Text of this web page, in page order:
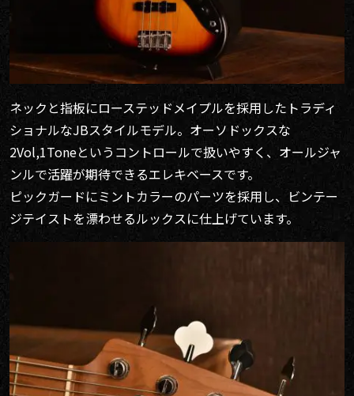
ネックと指板にローステッドメイプルを採用したトラディ
ショナルなJBスタイルモデル。オーソドックスな
2Vol,1Toneというコントロールで扱いやすく、オールジャ
ンルで活躍が期待できるエレキベースです。
ピックガードにミントカラーのパーツを採用し、ビンテー
ジテイストを漂わせるルックスに仕上げています。